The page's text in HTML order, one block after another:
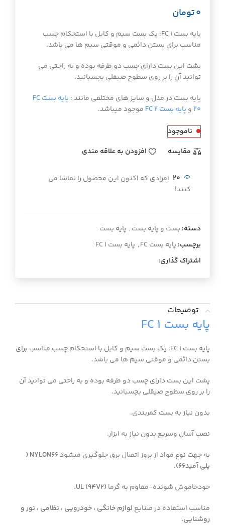
تومان
پایه بست FC 1: یک بست سیم و کابل با استحکام چسب
مناسب برای بستن دائمی و موقتی سیم ها می باشد.
پشت این بست دارای چسب دو طرفه بوده و به راحتی می
توانید آن را بر روی سطوح صیقلی بچسبانید.
پایه بست در مدل و سایز های مختلفی مانند :
پایه بست FC
20 و پایه بست FC 2
موجود میباشد.
ناموجود
مقايسه
افزودن به علاقه مندی
20 افرادی که اکنون این محصول را تماشا می
کنند!
دسته: بست و پایه بست, پایه بست
برچسب: پایه بست FC , پایه بست FC 1
اشتراک گذاری:
توضیحات
پایه بست FC 1
پایه بست FC 1: یک بست سیم و کابل با استحکام چسب مناسب برای
بستن دائمی و موقتی سیم ها می باشد.
پشت این بست دارای چسب دو طرفه بوده و به راحتی می توانید آن
را بر روی سطوح صیقلی بچسبانید.
بدون نیاز به بست کمربندی.
نصب آسان وسریع بدون نیاز به ابزار.
به جهت نوع مواد از بروز اتصال برق جلوگیری میشود
NYLON66 (
پلی آمید66).
خودخاموش شونده-مقاوم به گرما (94V2) UL.
مناسب استفاده در صنایع لوازم خانگی ، خودرویی ، نظامی ، نور و
روشنایی.